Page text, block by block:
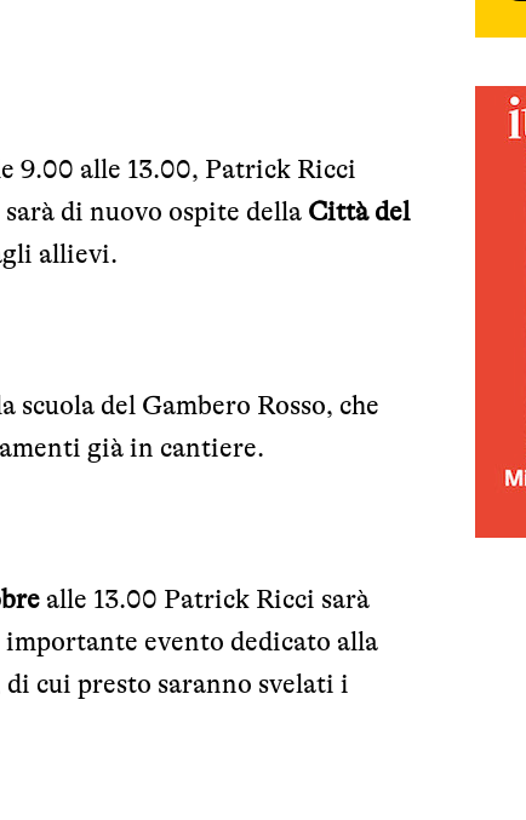
9.00 alle 13.00, Patrick Ricci
sarà di nuovo ospite della Città del
allievi.
del Gambero Rosso, che
già in cantiere.
alle 13.00 Patrick Ricci sarà
importante evento dedicato alla
cui presto saranno svelati i